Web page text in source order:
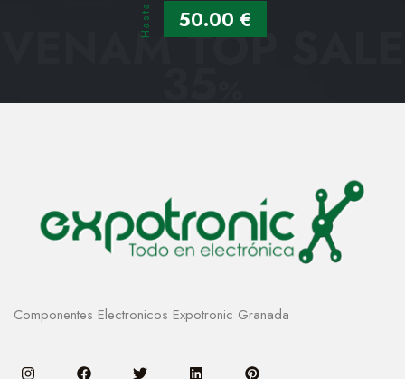
Hasta 50.00 €
VENAM TOP SALE
35
Componentes Electronicos Expotronic Granada